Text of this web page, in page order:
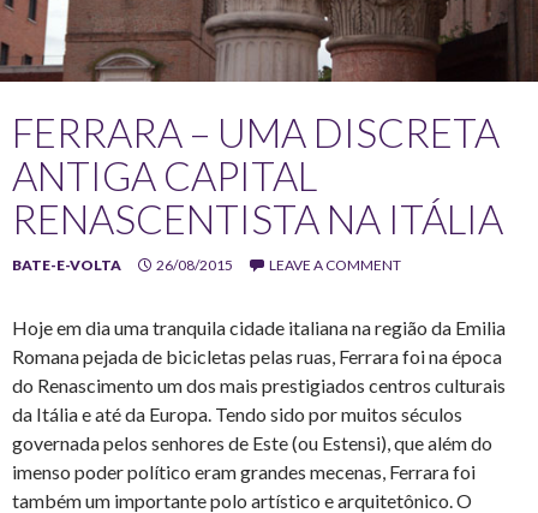
FERRARA – UMA DISCRETA
ANTIGA CAPITAL
RENASCENTISTA NA ITÁLIA
BATE-E-VOLTA 26/08/2015 LEAVE A COMMENT
Hoje em dia uma tranquila cidade italiana na região da Emilia
Romana pejada de bicicletas pelas ruas, Ferrara foi na época
do Renascimento um dos mais prestigiados centros culturais
da Itália e até da Europa. Tendo sido por muitos séculos
governada pelos senhores de Este (ou Estensi), que além do
imenso poder político eram grandes mecenas, Ferrara foi
também um importante polo artístico e arquitetônico. O